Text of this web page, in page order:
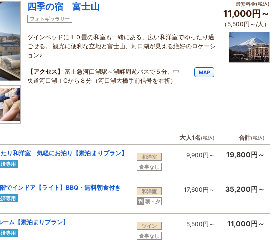
四季の宿 富士山
フォトギャラリー
ツインベッドに１０畳の和室も一緒にある、広い和洋室でゆったり過
ごせる。 観光に便利な立地と富士山、河口湖が見える絶好のロケーシ
ョン♪
【アクセス】
富士急河口湖駅～湖畔周遊バスで５分、中
央道河口湖ＩCから８分（河口湖大橋手前信号を右折）
MAP
最安料金(税込)
11,000円～
（5,500円～/人）
大人1名(税込) 合計(税込)
り和洋室 気軽にお泊り【素泊まりプラン】
専用
和洋室
食事なし
9,900円～ 19,800円～
でインドア【ライト】BBQ・無料朝食付き
専用
和洋室
朝・夕
17,600円～ 35,200円～
ム【素泊まりプラン】
専用
ツイン
食事なし
5,500円～ 11,000円～